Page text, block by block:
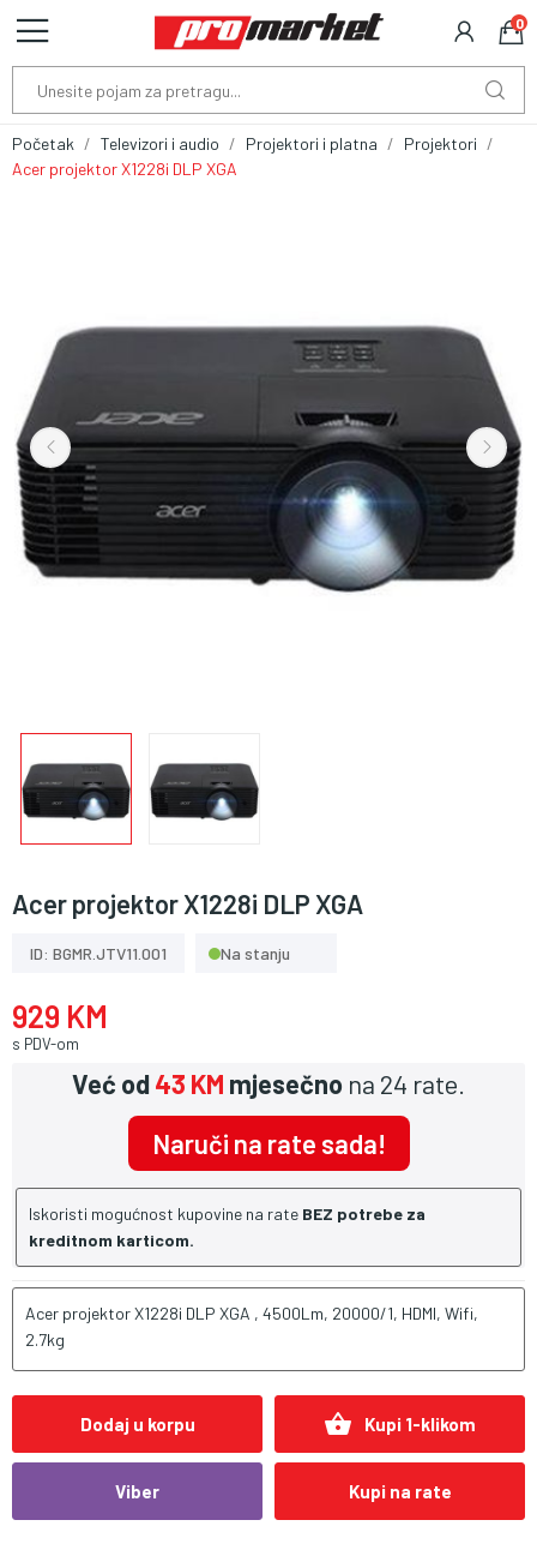
0
Početak Televizori i audio Projektori i platna
Projektori
Acer projektor X1228i DLP XGA
Acer projektor X1228i DLP XGA
ID: BGMR.JTV11.001 Na stanju
929 KM
s PDV-om
Već od43 KM mjesečno na 24 rate.
Naruči na rate sada!
Iskoristi mogućnost kupovine na rate BEZ potrebe za
kreditnom karticom.
Acer projektor X1228i DLP XGA , 4500Lm, 20000/1, HDMI, Wifi,
2.7kg
Dodaj u korpu shopping_basket Kupi 1-klikom
Viber Kupi na rate